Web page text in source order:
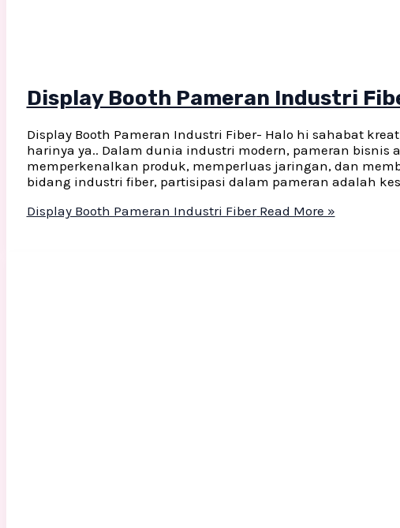
Display Booth Pameran Industri
Display Booth Pameran Industri Fiber- Halo hi sahabat
harinya ya.. Dalam dunia industri modern, pameran
memperkenalkan produk, memperluas jaringan, dan
bidang industri fiber, partisipasi dalam pameran adalah
Display Booth Pameran Industri FiberRead More »